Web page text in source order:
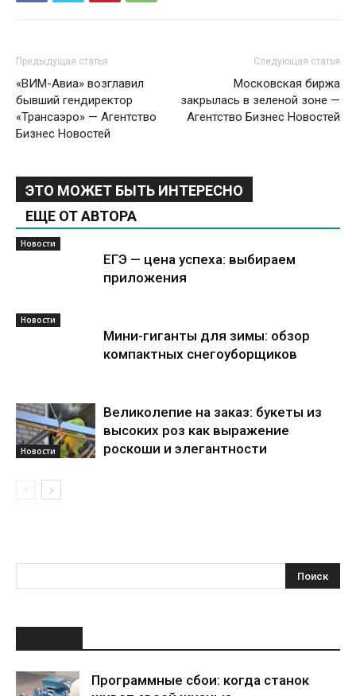
Предыдущая статья
«ВИМ-Авиа» возглавил
бывший гендиректор
«Трансаэро» — Агентство
Бизнес Новостей
Следующая статья
Московская биржа
закрылась в зеленой зоне —
Агентство Бизнес Новостей
ЭТО МОЖЕТ БЫТЬ ИНТЕРЕСНО
ЕЩЕ ОТ АВТОРА
Новости
ЕГЭ — цена успеха: выбираем
приложения
Новости
Мини-гиганты для зимы: обзор
компактных снегоуборщиков
Новости
Великолепие на заказ: букеты из
высоких роз как выражение
роскоши и элегантности
Программные сбои: когда станок